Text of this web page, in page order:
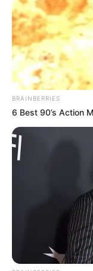
Hirtelen úgy
katasztrófafilm
nyilatkozta
kiderült, hogy
személy
Színház tagja
BRAINBERRIES
6 Best 90’s Action